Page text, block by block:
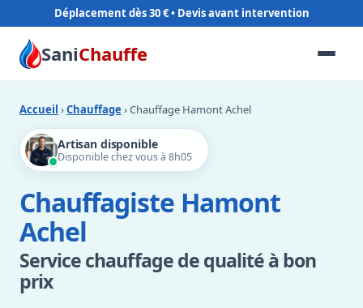
Déplacement dès 30 €
SaniChauffe
Accueil ›Chauffage › Chauffage Hamont Achel
Artisan disponible
Disponible chez vous à 8h05
Chauffagiste Hamont
Achel
Service chauffage de qualité à bon
prix